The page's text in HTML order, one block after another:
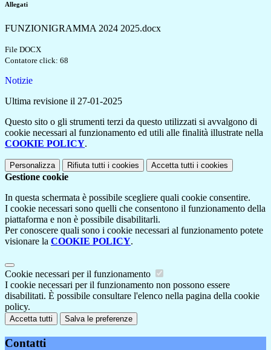
Allegati
FUNZIONIGRAMMA 2024 2025.docx
File DOCX
Contatore click: 68
Notizie
Ultima revisione il 27-01-2025
Questo sito o gli strumenti terzi da questo utilizzati si avvalgono di
cookie necessari al funzionamento ed utili alle finalità illustrate nella
COOKIE POLICY.
Personalizza Rifiuta tutti i cookies Accetta tutti i cookies
Gestione cookie
In questa schermata è possibile scegliere quali cookie consentire.
I cookie necessari sono quelli che consentono il funzionamento della
piattaforma e non è possibile disabilitarli.
Per conoscere quali sono i cookie necessari al funzionamento potete
visionare la COOKIE POLICY.
Cookie necessari per il funzionamento
I cookie necessari per il funzionamento non possono essere
disabilitati. È possibile consultare l'elenco nella pagina della cookie
policy.
Accetta tutti Salva le preferenze
Contatti